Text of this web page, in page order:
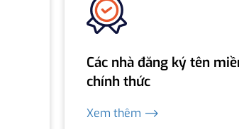
Các nhà đăng ký tên
chính thức
Xem thêm ⟶